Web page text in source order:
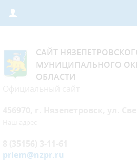
САЙТ
МУНИЦИПАЛЬНОГО
ОБЛАСТИ
priem@nzpr.ru